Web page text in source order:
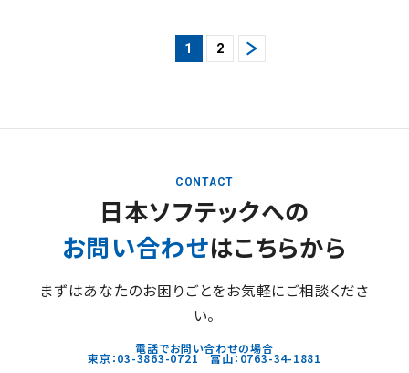
1 2
CONTACT
日本ソフテックへの
お問い合わせはこちらから
まずはあなたのお困りごとをお気軽にご相談くださ
い。
電話でお問い合わせの場合
東京：03-3863-0721 富山：0763-34-1881